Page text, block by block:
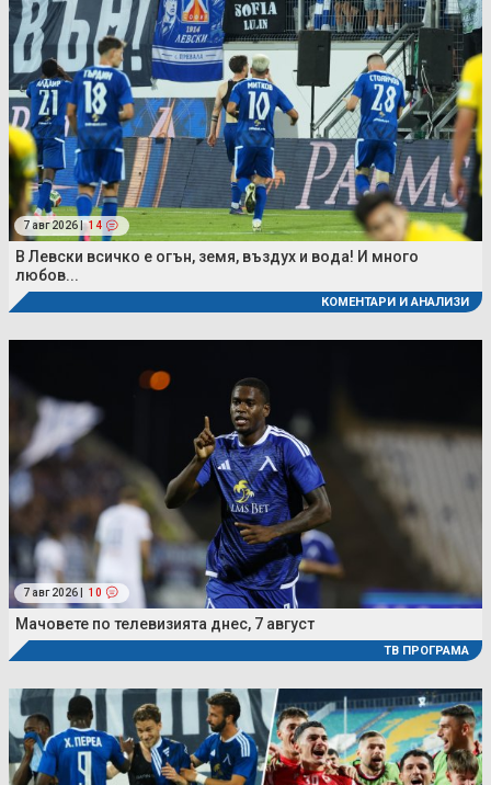
7 авг 2026 | 14
В Левски всичко е огън, земя, въздух и вода! И много
любов...
КОМЕНТАРИ И АНАЛИЗИ
7 авг 2026 | 10
Мачовете по телевизията днес, 7 август
ТВ ПРОГРАМА